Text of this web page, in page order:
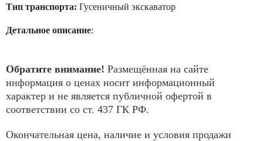
Тип транспорта: Гусеничный экскаватор
Детальное описание:
Обратите внимание! Размещённая на сайте
информация о ценах носит информационный
характер и не является публичной офертой в
соответствии со ст. 437 ГК РФ.
Окончательная цена, наличие и условия продажи